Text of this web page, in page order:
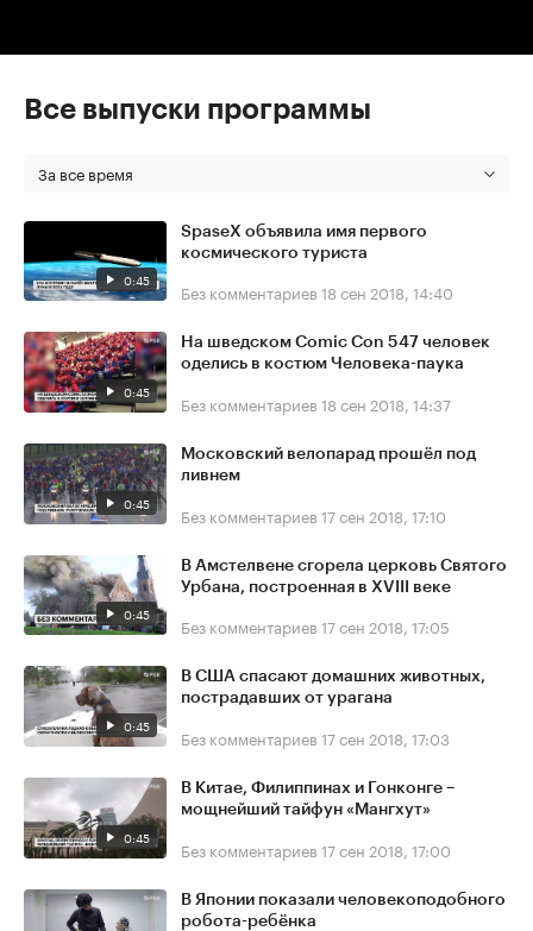
Все выпуски программы
За все время
0:45
SpaseX объявила имя первого
космического туриста
Без комментариев 18 сен 2018, 14:40
0:45
На шведском Comic Con 547 человек
оделись в костюм Человека-паука
Без комментариев 18 сен 2018, 14:37
0:45
Московский велопарад прошёл под
ливнем
Без комментариев 17 сен 2018, 17:10
0:45
В Амстелвене сгорела церковь Святого
Урбана, построенная в XVIII веке
Без комментариев 17 сен 2018, 17:05
0:45
В США спасают домашних животных,
пострадавших от урагана
Без комментариев 17 сен 2018, 17:03
0:45
В Китае, Филиппинах и Гонконге –
мощнейший тайфун «Мангхут»
Без комментариев 17 сен 2018, 17:00
В Японии показали человекоподобного
робота-ребёнка